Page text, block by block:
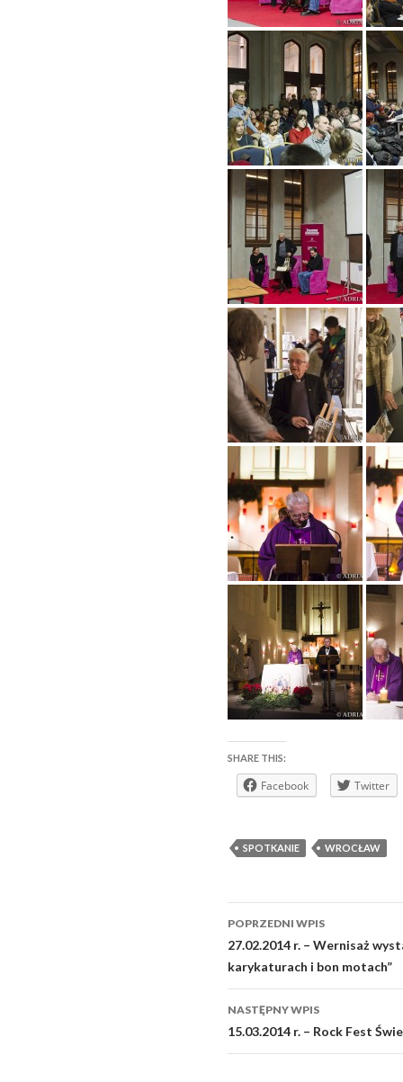
SHARE THIS:
Facebook Twitter
SPOTKANIE WROCŁAW
Zobacz
wpisy
POPRZEDNI WPIS
27.02.2014 r. – Wernisaż
karykaturach i bon motach”
NASTĘPNY WPIS
15.03.2014 r. – Rock Fest